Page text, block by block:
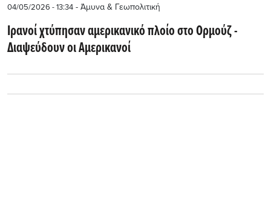
04/05/2026 - 13:34 - Άμυνα & Γεωπολιτική
Ιρανοί χτύπησαν αμερικανικό πλοίο στο Ορμούζ -
Διαψεύδουν οι Αμερικανοί